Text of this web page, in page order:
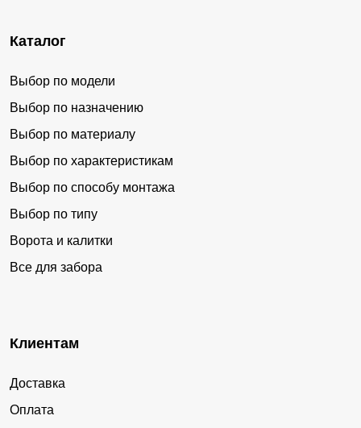
Каталог
Выбор по модели
Выбор по назначению
Выбор по материалу
Выбор по характеристикам
Выбор по способу монтажа
Выбор по типу
Ворота и калитки
Все для забора
Клиентам
Доставка
Оплата